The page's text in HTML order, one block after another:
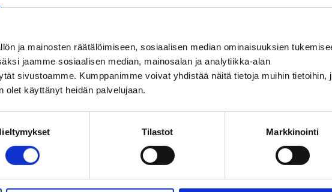
ja mainosten räätälöimiseen, sosiaalisen median ominaisuuksien
jaamme sosiaalisen median, mainosalan ja analytiikka-alan
sivustoamme. Kumppanimme voivat yhdistää näitä tietoja muihin tietoihin,
olet käyttänyt heidän palvelujaan.
Tilastot Markkinointi